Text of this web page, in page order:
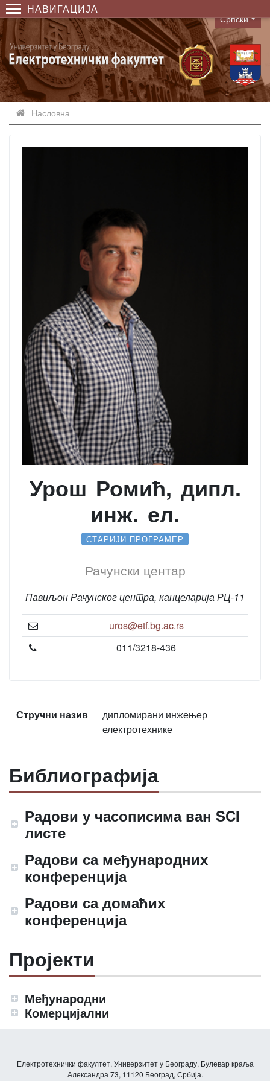
НАВИГАЦИЈА
Language
Српски
Насловна
Урош Ромић, дипл.
инж. ел.
СТАРИЈИ ПРОГРАМЕР
Рачунски центар
Павиљон Рачунског центра, канцеларија РЦ-11
uros@etf.bg.ac.rs
011/3218-436
Стручни назив
дипломирани инжењер
електротехнике
Библиографија
Радови у часописима ван SCI
листе
Радови са међународних
конференција
Радови са домаћих
конференција
Пројекти
Међународни
Комерцијални
Електротехнички факултет, Универзитет у Београду, Булевар краља
Александра 73, 11120 Београд, Србија.